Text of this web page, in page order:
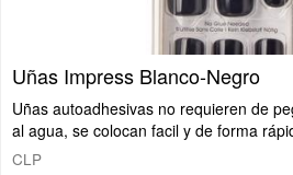
Uñas Impress Blanco-Negro
Uñas autoadhesivas no requieren de
al agua, se colocan facil y de forma
CLP